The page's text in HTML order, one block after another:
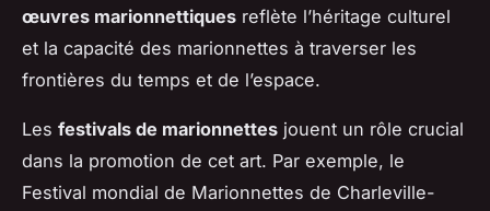
œuvres marionnettiques reflète l’héritage culturel
et la capacité des marionnettes à traverser les
frontières du temps et de l’espace.
Les festivals de marionnettes jouent un rôle crucial
dans la promotion de cet art. Par exemple, le
Festival mondial de Marionnettes de Charleville-